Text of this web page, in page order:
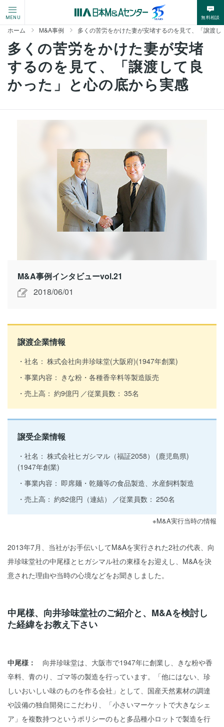
MENU 無料相談
ホーム M&A事例 多くの苦労をかけた妻が安堵するのを見て、「譲渡
多くの苦労をかけた妻が安堵
するのを見て、「譲渡して良
かった」と心の底から実感
M&A事例インタビューvol.21
2018/06/01
譲渡企業情報
社名： 株式会社向井珍味堂(大阪府)(1947年創業)
事業内容： きな粉・各種香辛料等製造販売
売上高： 約9億円 従業員数： 35名
譲受企業情報
社名： 株式会社ヒガシマル（福証2058） (鹿児島県)
(1947年創業)
事業内容： 即席麺・乾麺等の食品製造、水産飼料製造
売上高： 約82億円（連結） 従業員数： 250名
※M&A実行当時の情報
2013年7月、当社がお手伝いしてM&Aを実行された2社の代表、向
井珍味堂社の中尾様とヒガシマル社の東様をお迎えし、M&Aを決
意された理由や当時の心境などをお聞きしました。
中尾様、向井珍味堂社のご紹介と、M&Aを検討し
た経緯をお教え下さい
中尾様： 向井珍味堂は、大阪市で1947年に創業し、きな粉や香
辛料、青のり、ゴマ等の製造を行っています。「他にはない、珍
しいおいしい味のものを作る会社」として、国産天然素材の調達
や設備の独自開発にこだわり、「小さいマーケットで大きなシェ
ア」を複数持つというポリシーのもと多品種小ロットで製造を行